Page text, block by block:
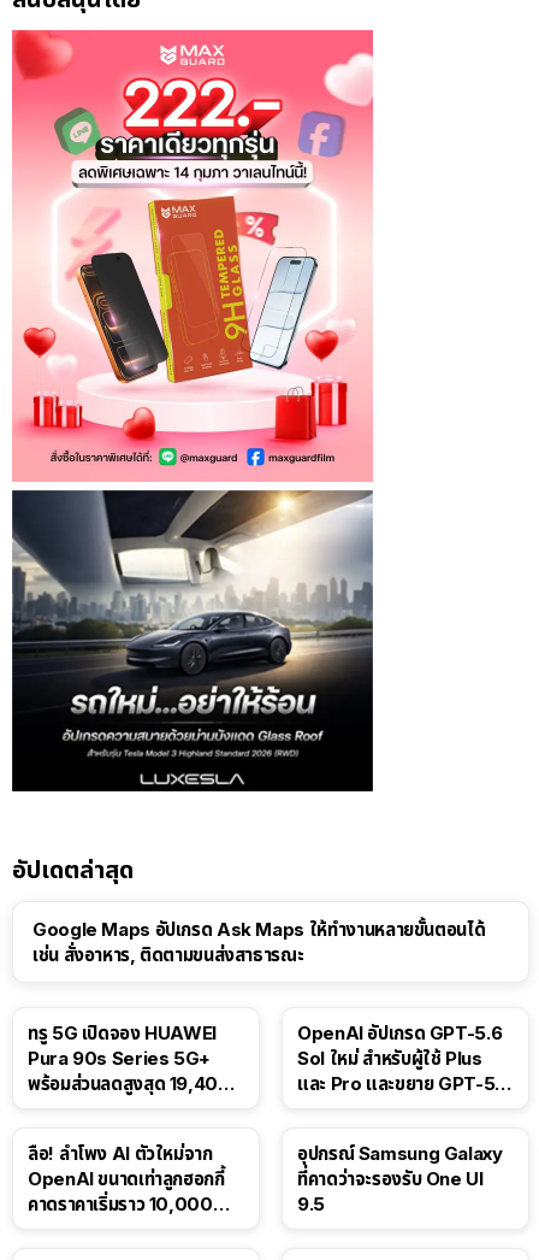
อัปเดตล่าสุด
Google Maps อัปเกรด Ask Maps ให้ทำงานหลายขั้นตอนได้
เช่น สั่งอาหาร, ติดตามขนส่งสาธารณะ
ทรู 5G เปิดจอง HUAWEI
Pura 90s Series 5G+
พร้อมส่วนลดสูงสุด 19,400
OpenAI อัปเกรด GPT-5.6
Sol ใหม่ สำหรับผู้ใช้ Plus
และ Pro และขยาย GPT-5.6
ลือ! ลำโพง AI ตัวใหม่จาก
OpenAI ขนาดเท่าลูกฮอกกี้
คาดราคาเริ่มราว 10,000
อุปกรณ์ Samsung Galaxy
ที่คาดว่าจะรองรับ One UI
9.5